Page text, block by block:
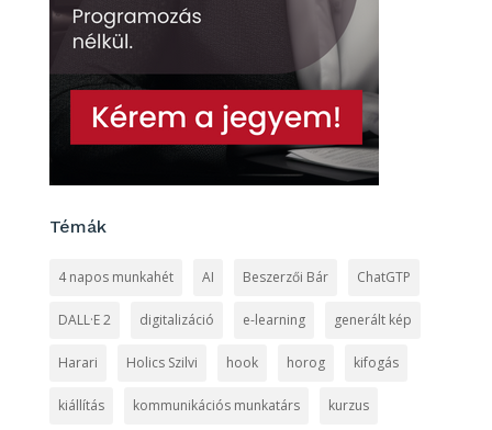
Témák
4 napos munkahét AI Beszerzői Bár ChatGTP
DALL·E 2 digitalizáció e-learning generált kép
Harari Holics Szilvi hook horog kifogás
kiállítás kommunikációs munkatárs kurzus